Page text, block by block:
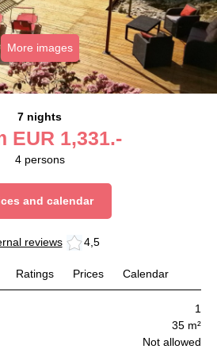
More images
7 nights
EUR 1,331.-
4 persons
and calendar
reviews 4,5
Ratings Prices Calendar
1
35 m²
Not allowed